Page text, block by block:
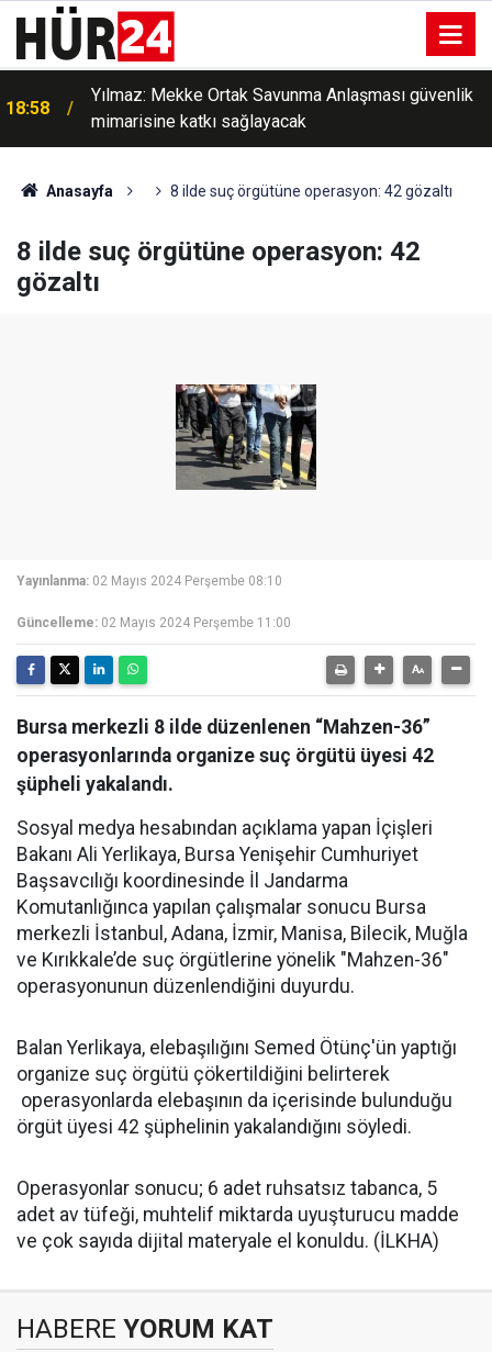
18:58
Yılmaz: Mekke Ortak Savunma Anlaşması güvenlik
mimarisine katkı sağlayacak
Anasayfa 8 ilde suç örgütüne operasyon: 42 gözaltı
8 ilde suç örgütüne operasyon: 42
gözaltı
Yayınlanma: 02 Mayıs 2024 Perşembe 08:10
Güncelleme: 02 Mayıs 2024 Perşembe 11:00
Bursa merkezli 8 ilde düzenlenen “Mahzen-36”
operasyonlarında organize suç örgütü üyesi 42
şüpheli yakalandı.
Sosyal medya hesabından açıklama yapan İçişleri
Bakanı Ali Yerlikaya, Bursa Yenişehir Cumhuriyet
Başsavcılığı koordinesinde İl Jandarma
Komutanlığınca yapılan çalışmalar sonucu Bursa
merkezli İstanbul, Adana, İzmir, Manisa, Bilecik, Muğla
ve Kırıkkale’de suç örgütlerine yönelik "Mahzen-36"
operasyonunun düzenlendiğini duyurdu.
Balan Yerlikaya, elebaşılığını Semed Ötünç'ün yaptığı
organize suç örgütü çökertildiğini belirterek
operasyonlarda elebaşının da içerisinde bulunduğu
örgüt üyesi 42 şüphelinin yakalandığını söyledi.
Operasyonlar sonucu; 6 adet ruhsatsız tabanca, 5
adet av tüfeği, muhtelif miktarda uyuşturucu madde
ve çok sayıda dijital materyale el konuldu. (İLKHA)
HABERE YORUM KAT